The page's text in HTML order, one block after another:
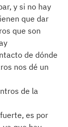
y si no hay
que dar
que son
de dónde
nos dé un
de la
es por